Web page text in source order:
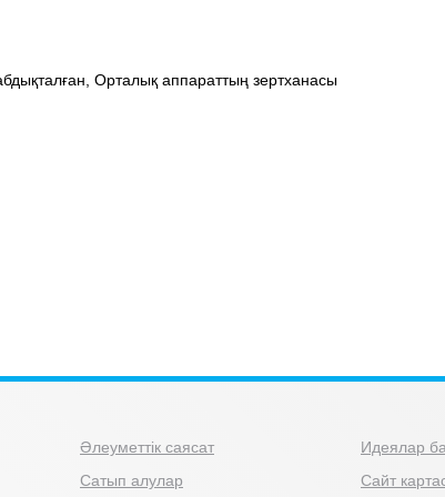
Орталық аппараттың зертханасы
Әлеуметтік саясат
Сатып алулар
Идеялар
Сайт